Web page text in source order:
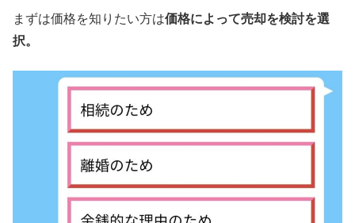
まずは価格を知りたい方は価格によって売却を検討を選
択。